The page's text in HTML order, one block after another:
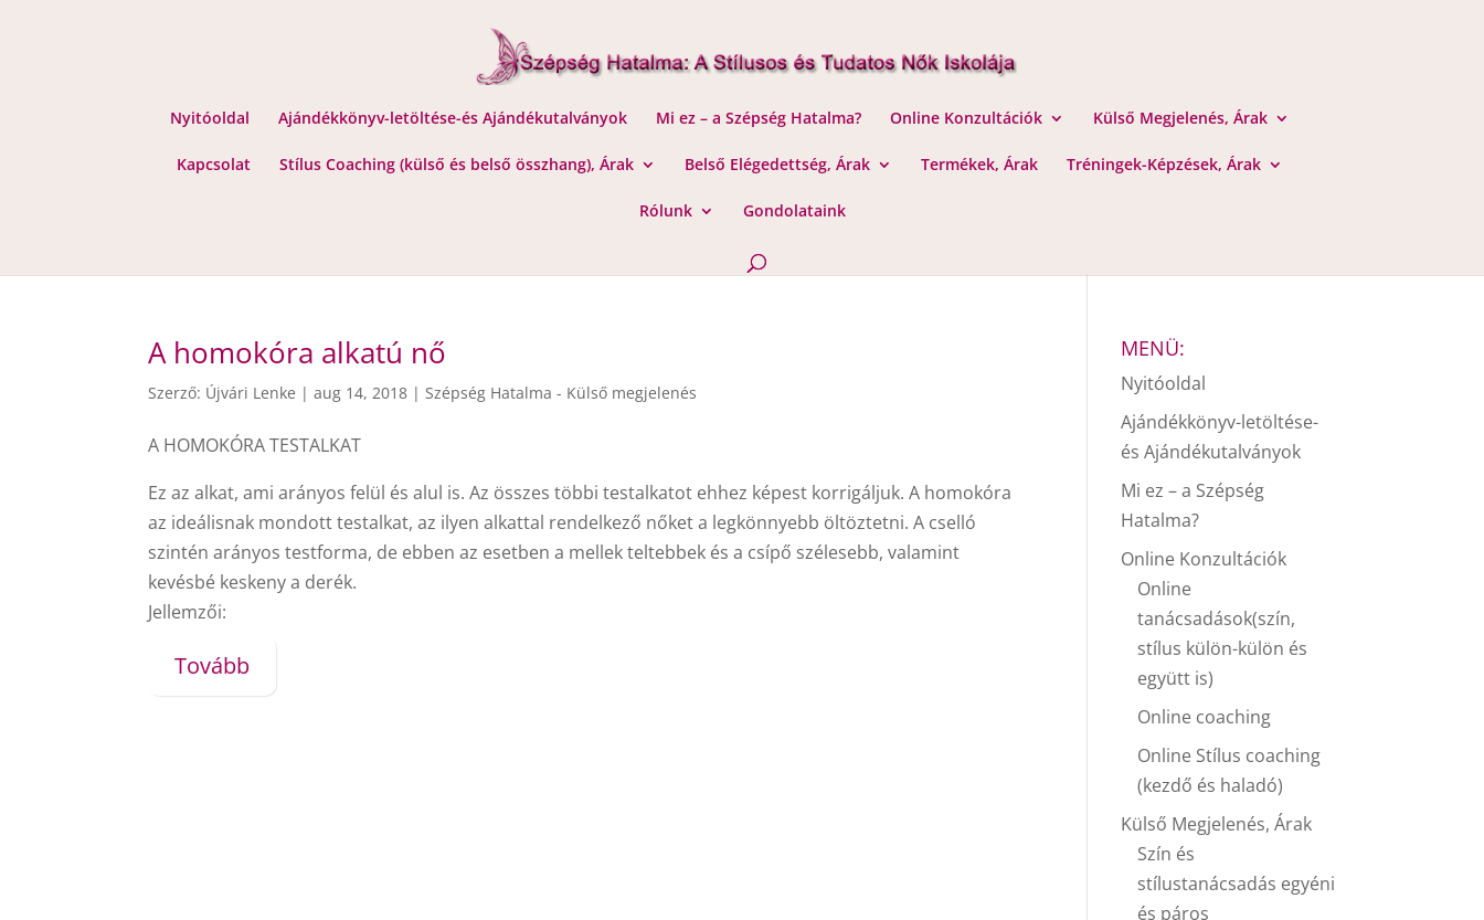
Nyitóoldal Ajándékkönyv-letöltése-és Ajándékutalványok Mi ez – a Szépség Hatalma? Online Konzultációk Külső Megjelenés, Árak
Kapcsolat Stílus Coaching (külső és belső összhang), Árak Belső Elégedettség, Árak Termékek, Árak Tréningek-Képzések, Árak
Rólunk Gondolataink
A homokóra alkatú nő
Szerző: Újvári Lenke |aug 14, 2018 |Szépség Hatalma - Külső megjelenés
A HOMOKÓRA TESTALKAT
Ez az alkat, ami arányos felül és alul is. Az összes többi testalkatot ehhez képest korrigáljuk. A homokóra
az ideálisnak mondott testalkat, az ilyen alkattal rendelkező nőket a legkönnyebb öltöztetni. A cselló
szintén arányos testforma, de ebben az esetben a mellek teltebbek és a csípő szélesebb, valamint
kevésbé keskeny a derék.
Jellemzői:
Tovább
MENÜ:
Nyitóoldal
Ajándékkönyv-letöltése-
és Ajándékutalványok
Mi ez – a Szépség
Hatalma?
Online Konzultációk
Online
tanácsadások(szín,
stílus külön-külön és
együtt is)
Online coaching
Online Stílus coaching
(kezdő és haladó)
Külső Megjelenés, Árak
Szín és
stílustanácsadás egyéni
és páros